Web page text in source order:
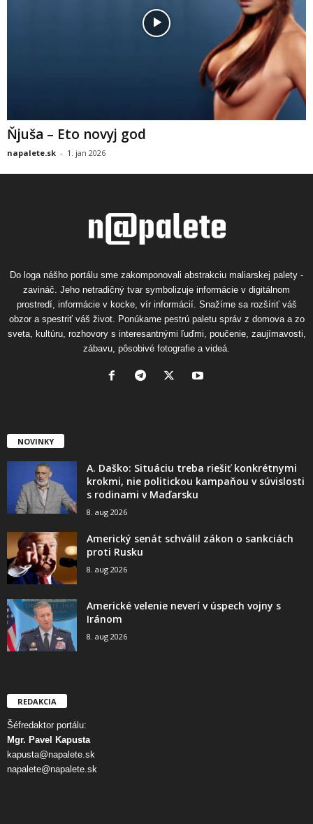
Ňjuša – Eto novyj god
napalete.sk - 1. jan 2026
Do loga nášho portálu sme zakomponovali abstrakciu maliarskej palety -
zavináč. Jeho netradičný tvar symbolizuje informácie v digitálnom
prostredí, informácie v kocke, vír informácií. Snažíme sa rozšíriť váš
obzor a spestriť váš život. Ponúkame pestrú paletu správ z domova a zo
sveta, kultúru, rozhovory s interesantnými ľuďmi, poučenie, zaujímavosti,
zábavu, pôsobivé fotografie a videá.
NOVINKY
A. Daško: Situáciu treba riešiť konkrétnymi
krokmi, nie politickou kampaňou v súvislosti
s rodinami v Maďarsku
8. aug 2026
Americký senát schválil zákon o sankciách
proti Rusku
8. aug 2026
Americké velenie neverí v úspech vojny s
Iránom
8. aug 2026
REDAKCIA
Šéfredaktor portálu:
Mgr. Pavel Kapusta
kapusta@napalete.sk
napalete@napalete.sk